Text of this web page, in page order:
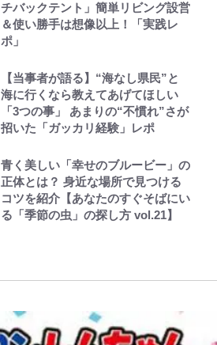
チバックテント」簡単リビング設営
＆使い勝手は想像以上！「実践レ
ポ」
【当事者が語る】“海なし県民”と
海に行くなら教えてあげてほしい
「3つの事」 あまりの“不慣れ”さが
招いた「ガッカリ経験」レポ
青く美しい「幸せのブルービー」の
正体とは？ 身近な場所で見つける
コツを紹介【あなたのすぐそばにい
る「季節の虫」の探し方 vol.21】
ぎてませんか」心配の声も 夫・黒
木啓司にはDV巡る逮捕報道
で初めての行動」生配信中に激怒＆
物に乱暴にあたる姿の経緯釈明
「犬がかわいそう」の声も
腹見せミニ丈スカート姿に驚きの声
「あゆかと思った」「どんだけ若い
んだよ」
師たちの「その後」 虎杖、東堂、
釘崎らの数十年後の姿とは
霊、未確認生命体まで…昭和キッズ
を震え上がらせた「恐怖のテレビ番
組」
約がスタート！“春高”を見事表現
した三段重にファン感激「エモすぎ
る」
第3回 出版までの道のり・その2
レビュー『仮面家族』悠木シュン・
著
公式-ヒロインが来る前に妊娠しま
が、どうやら違うようです~ 第1話
公式-かたわれ令嬢が男装する理由
第1話
の“煽りショット”に興奮！｢最後の
1枚までの壮大なフリ｣｢知念くんの
ことどんだけ好きなんよｗ｣
｢マジでなんちゅー作戦なの槙野監
督w｣ベンチ前に掲げられた｢マテ
茶｣｢白い犬｣｢爆弾｣｢合コン｣のイラ
スト入り作戦ボードにファン困惑！
｢なんじゃこりゃあああ！｣本田圭
佑の古巣ミラン、漆黒×蛍光レッド
の超絶クールな新サードユニに世界
じいちゃんの夏の思い出だゾ
えびめしの流儀
POP』で起死回生！
武田久美子が“伝説の貝殻水着”の
近藤真彦主演ハイティーン・ブギで
のキス
「のりの芝居は観たいと」藤原紀香
性…互いに一番のお客さんで刺激を
もらう存在